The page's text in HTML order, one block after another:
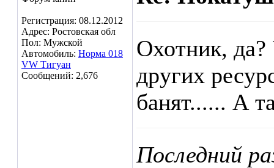
Регистрация: 08.12.2012
Адрес: Ростовская обл
Пол: Мужской
Автомобиль: Норма 018
VW Тигуан
Сообщений: 2,676
Охотник,
других
банят...... А
Последний